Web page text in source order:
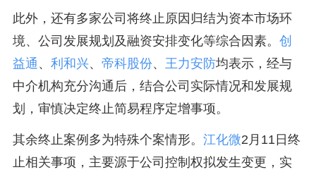
此外，还有多家公司将终止原因归结为资本市场环
境、公司发展规划及融资安排变化等综合因素。 创
益通 、 利和兴、 帝科股份、 王力安防均表示，经与
中介机构充分沟通后，结合公司实际情况和发展规
划，审慎决定终止简易程序定增事项。
其余终止案例多为特殊个案情形。 江化微2月11日终
止相关事项，主要源于公司控制权拟发生变更，实